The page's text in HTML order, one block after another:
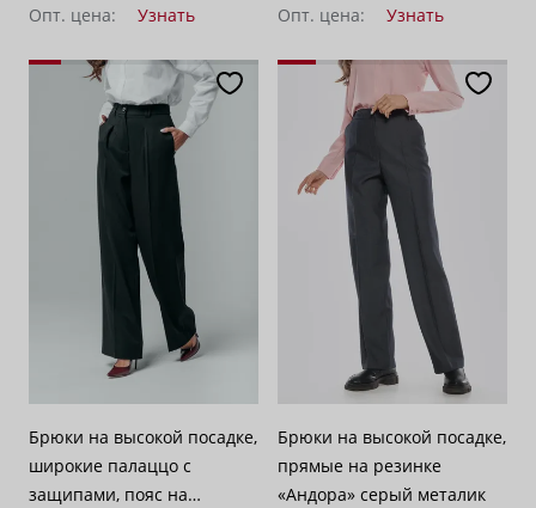
Опт. цена:
Узнать
Опт. цена:
Узнать
Брюки на высокой посадке,
широкие палаццо с
защипами, пояс на
Брюки на высокой посадке,
прямые на резинке
«Андора» серый металик